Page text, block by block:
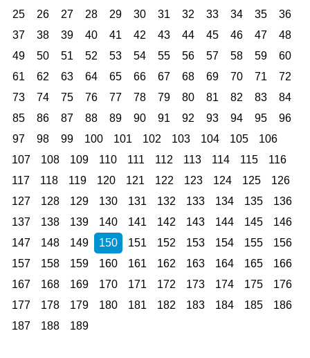
25
26 27 28 29 30 31 32 33 34 35
36
37
38 39 40 41 42 43 44 45 46 47
48
49
50 51 52 53 54 55 56 57 58 59
60
61
62 63 64 65 66 67 68 69 70 71
72
73
74 75 76 77 78 79 80 81 82 83
84
85
86 87 88 89 90 91 92 93 94 95
96
97
98 99 100 101 102 103 104 105
106
107
108 109 110 111 112 113 114 115
116
117
118 119 120 121 122 123 124 125
126
127
128 129 130 131 132 133 134 135
136
137
138 139 140 141 142 143 144 145
146
147
148 149 150 151 152 153 154 155
156
157
158 159 160 161 162 163 164 165
166
167
168 169 170 171 172 173 174 175
176
177
178 179 180 181 182 183 184 185
186
187
188 189